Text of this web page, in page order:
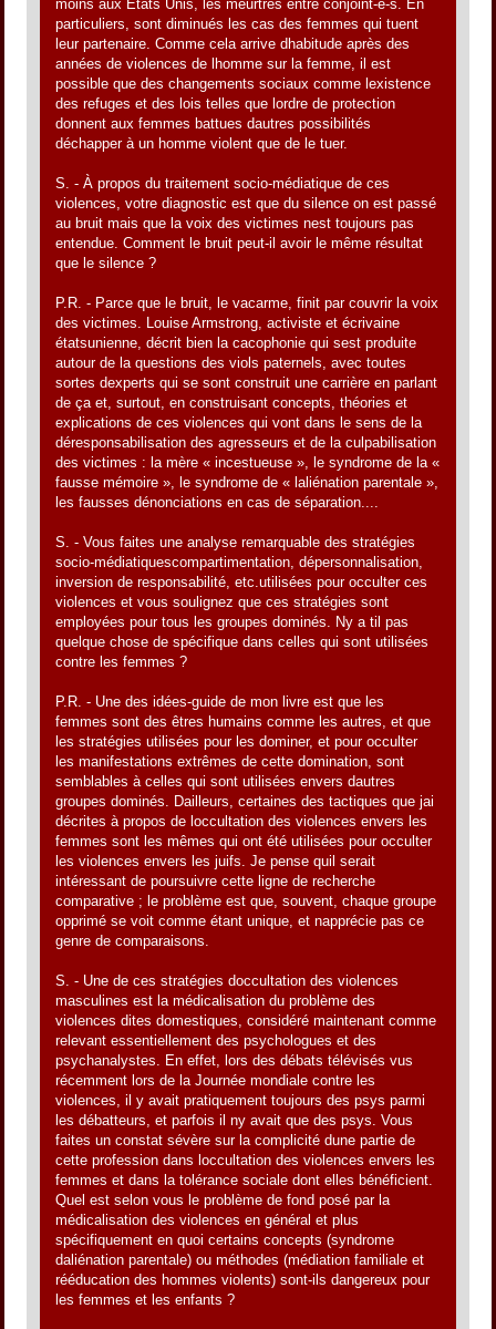
moins aux Etats Unis, les meurtres entre conjoint-e-s. En
particuliers, sont diminués les cas des femmes qui tuent
leur partenaire. Comme cela arrive dhabitude après des
années de violences de lhomme sur la femme, il est
possible que des changements sociaux comme lexistence
des refuges et des lois telles que lordre de protection
donnent aux femmes battues dautres possibilités
déchapper à un homme violent que de le tuer.
S. - À propos du traitement socio-médiatique de ces
violences, votre diagnostic est que du silence on est passé
au bruit mais que la voix des victimes nest toujours pas
entendue. Comment le bruit peut-il avoir le même résultat
que le silence ?
P.R. - Parce que le bruit, le vacarme, finit par couvrir la voix
des victimes. Louise Armstrong, activiste et écrivaine
étatsunienne, décrit bien la cacophonie qui sest produite
autour de la questions des viols paternels, avec toutes
sortes dexperts qui se sont construit une carrière en parlant
de ça et, surtout, en construisant concepts, théories et
explications de ces violences qui vont dans le sens de la
déresponsabilisation des agresseurs et de la culpabilisation
des victimes : la mère « incestueuse », le syndrome de la «
fausse mémoire », le syndrome de « laliénation parentale »,
les fausses dénonciations en cas de séparation....
S. - Vous faites une analyse remarquable des stratégies
socio-médiatiquescompartimentation, dépersonnalisation,
inversion de responsabilité, etc.utilisées pour occulter ces
violences et vous soulignez que ces stratégies sont
employées pour tous les groupes dominés. Ny a til pas
quelque chose de spécifique dans celles qui sont utilisées
contre les femmes ?
P.R. - Une des idées-guide de mon livre est que les
femmes sont des êtres humains comme les autres, et que
les stratégies utilisées pour les dominer, et pour occulter
les manifestations extrêmes de cette domination, sont
semblables à celles qui sont utilisées envers dautres
groupes dominés. Dailleurs, certaines des tactiques que jai
décrites à propos de loccultation des violences envers les
femmes sont les mêmes qui ont été utilisées pour occulter
les violences envers les juifs. Je pense quil serait
intéressant de poursuivre cette ligne de recherche
comparative ; le problème est que, souvent, chaque groupe
opprimé se voit comme étant unique, et napprécie pas ce
genre de comparaisons.
S. - Une de ces stratégies doccultation des violences
masculines est la médicalisation du problème des
violences dites domestiques, considéré maintenant comme
relevant essentiellement des psychologues et des
psychanalystes. En effet, lors des débats télévisés vus
récemment lors de la Journée mondiale contre les
violences, il y avait pratiquement toujours des psys parmi
les débatteurs, et parfois il ny avait que des psys. Vous
faites un constat sévère sur la complicité dune partie de
cette profession dans loccultation des violences envers les
femmes et dans la tolérance sociale dont elles bénéficient.
Quel est selon vous le problème de fond posé par la
médicalisation des violences en général et plus
spécifiquement en quoi certains concepts (syndrome
daliénation parentale) ou méthodes (médiation familiale et
rééducation des hommes violents) sont-ils dangereux pour
les femmes et les enfants ?